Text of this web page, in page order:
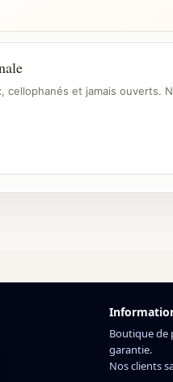
cellophanés et jamais ouverts.
Boutique de
garantie.
Nos clients